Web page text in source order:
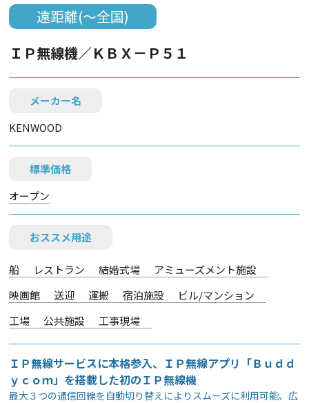
遠距離(～全国)
ＩＰ無線機／ＫＢＸ－Ｐ５１
メーカー名
KENWOOD
標準価格
オープン
おススメ用途
船 レストラン 結婚式場
アミューズメント施設
映画館
送迎 運搬 宿泊施設
ビル/マンション
工場
公共施設 工事現場
ＩＰ無線サービスに本格参入、ＩＰ無線アプリ「Ｂｕｄｄ
ｙｃｏｍ」を搭載した初のＩＰ無線機
最大３つの通信回線を自動切り替えによりスムーズに利用可能、広